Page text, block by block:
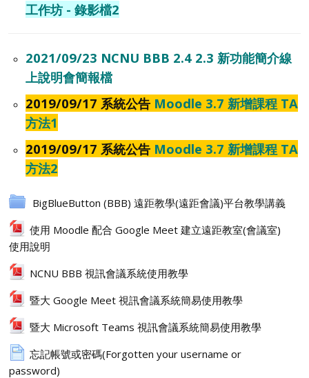
工作坊 - 錄影檔2
2021/09/23 NCNU BBB 2.4 2.3 新功能簡介線
上說明會簡報檔
2019/09/17 系統公告 Moodle 3.7 新增課程 TA
方法1
2019/09/17 系統公告 Moodle 3.7 新增課程 TA
方法2
BigBlueButton (BBB) 遠距教學(遠距會議)平台教學講義
使用 Moodle 配合 Google Meet 建立遠距教室(會議室)
使用說明
NCNU BBB 視訊會議系統使用教學
暨大 Google Meet 視訊會議系統簡易使用教學
暨大 Microsoft Teams 視訊會議系統簡易使用教學
忘記帳號或密碼(Forgotten your username or
password)